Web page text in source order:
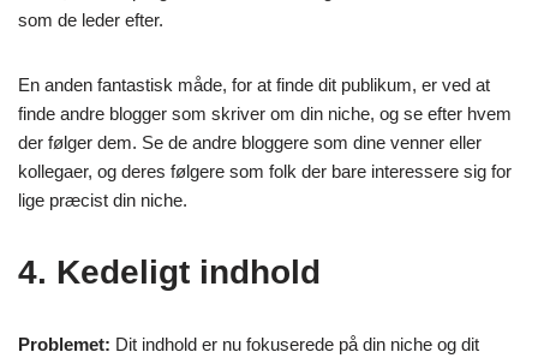
som de leder efter.
En anden fantastisk måde, for at finde dit publikum, er ved at
finde andre blogger som skriver om din niche, og se efter hvem
der følger dem. Se de andre bloggere som dine venner eller
kollegaer, og deres følgere som folk der bare interessere sig for
lige præcist din niche.
4. Kedeligt indhold
Problemet: Dit indhold er nu fokuserede på din niche og dit